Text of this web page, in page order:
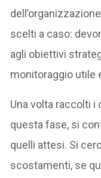
scelti a caso:
agli obiettivi
monitoraggio utile
Una volta raccolti i
questa fase, si
quelli attesi. Si
scostamenti, se